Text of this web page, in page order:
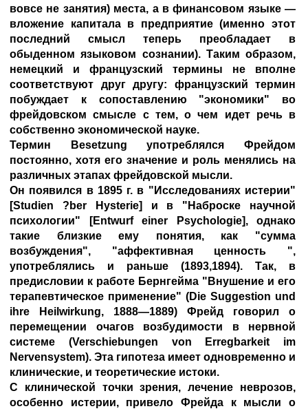
вовсе не занятия) места, а в финансовом языке —
вложение капитала в предприятие (именно этот
последний смысл теперь преобладает в
обыденном языковом сознании). Таким образом,
немецкий и французский термины не вполне
соответствуют друг другу: французский термин
побуждает к сопоставлению "экономики" во
фрейдовском смысле с тем, о чем идет речь в
собственно экономической науке.
Термин Besetzung употреблялся Фрейдом
постоянно, хотя его значение и роль менялись на
различных этапах фрейдовской мысли.
Он появился в 1895 г. в "Исследованиях истерии"
[Studien ?ber Hysterie] и в "Наброске научной
психологии" [Entwurf einer Psychologie], однако
такие близкие ему понятия, как "сумма
возбуждения", "аффективная ценность ",
употреблялись и раньше (1893,1894). Так, в
предисловии к работе Бернгейма "Внушение и его
терапевтическое применение" (Die Suggestion und
ihre Heilwirkung, 1888—1889) Фрейд говорил о
перемещении очагов возбудимости в нервной
системе (Verschiebungen von Erregbarkeit im
Nervensystem). Эта гипотеза имеет одновременно и
клинические, и теоретические истоки.
С клинической точки зрения, лечение неврозов,
особенно истерии, привело Фрейда к мысли о